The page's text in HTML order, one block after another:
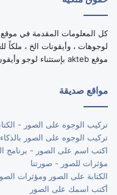
لوجوهات ، وأيقونات الخ ، ملكاً
موقع akteb بإستثناء لوجو وأيقون akteb.
مواقع صديقة
تركيب الوجوه على الصور -
تركيب الوجوه على الصور
اكتب اسم على الصور - برنامج
مؤثرات للصور - صورتنا
الكتابة على الصور ومؤثرات
أكتب اسمك على الصور